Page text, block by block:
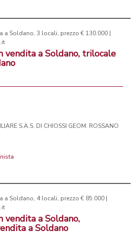
vendita a Soldano, trilocale
S.A.S. DI CHIOSSI GEOM. ROSSANO
a Soldano,
a Soldano